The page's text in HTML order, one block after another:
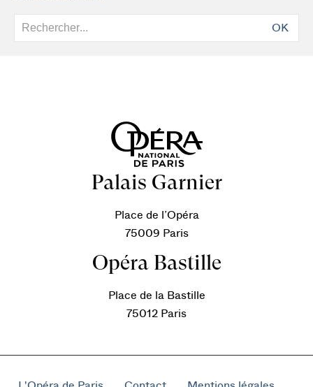
OK
Palais Garnier
Place de l’Opéra
75009 Paris
Opéra Bastille
Place de la Bastille
75012 Paris